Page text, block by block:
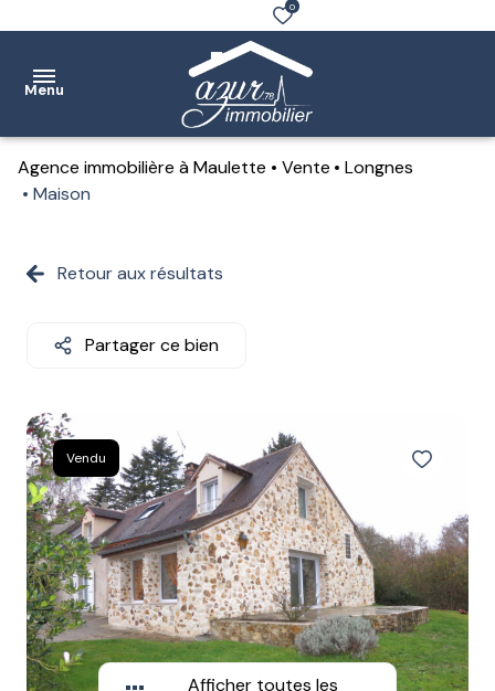
0
Menu
Accueil
Location
Notre
agence
Estimation
Contact
Agence immobilière à Maulette Vente
Longnes
Maison
Retour aux résultats
Partager ce bien
Vendu
Afficher toutes les